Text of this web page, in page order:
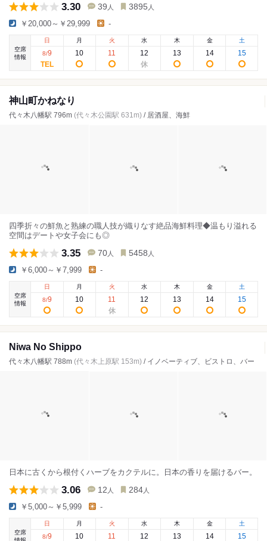
3.30 39 人 3895 人
￥20,000～￥29,999 -
空席
情報
日
8/9
月
10
火
11
水
12
木
13
金
14
土
15
神山町かねなり
代々木八幡駅 796m (代々木公園駅 631m) / 居酒屋、海鮮
四季折々の鮮魚と熟練の職人技が織りなす絶品海鮮料理◆温もり溢れる
空間はデートや女子会にも◎
3.35 70 人 5458 人
￥6,000～￥7,999 -
空席
情報
日
8/9
月
10
火
11
水
12
木
13
金
14
土
15
Niwa No Shippo
代々木八幡駅 788m (代々木上原駅 153m) / イノベーティブ、ビストロ、バー
日本に古くから根付くハーブをカクテルに。日本の香りを届けるバー。
3.06 12 人 284 人
￥5,000～￥5,999 -
空席
日
8/9
月
10
火
11
水
12
木
13
金
14
土
15